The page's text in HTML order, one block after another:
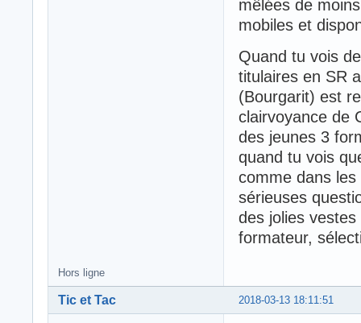
mêlées de
mobiles et
Quand tu vois
titulaires en SR
(Bourgarit) est
clairvoyance de
des jeunes 3
quand tu vois
comme dans
sérieuses
des jolies
formateur,
Hors ligne
2018-03-13 18:11:51
Tic et Tac